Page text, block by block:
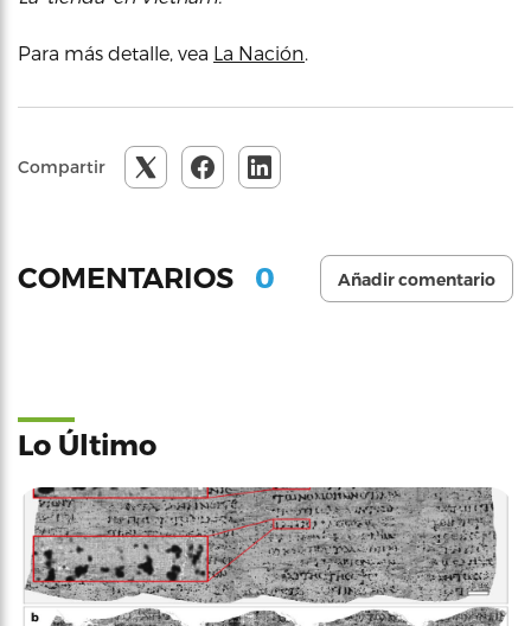
Para más detalle, vea La Nación
Compartir
COMENTARIOS 0 Añadir comentario
Lo Último